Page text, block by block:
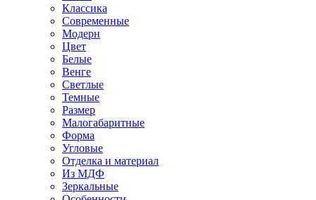
Классика
Современные
Модерн
Цвет
Белые
Венге
Светлые
Темные
Размер
Малогабаритные
Форма
Угловые
Отделка и материал
Из МДФ
Зеркальные